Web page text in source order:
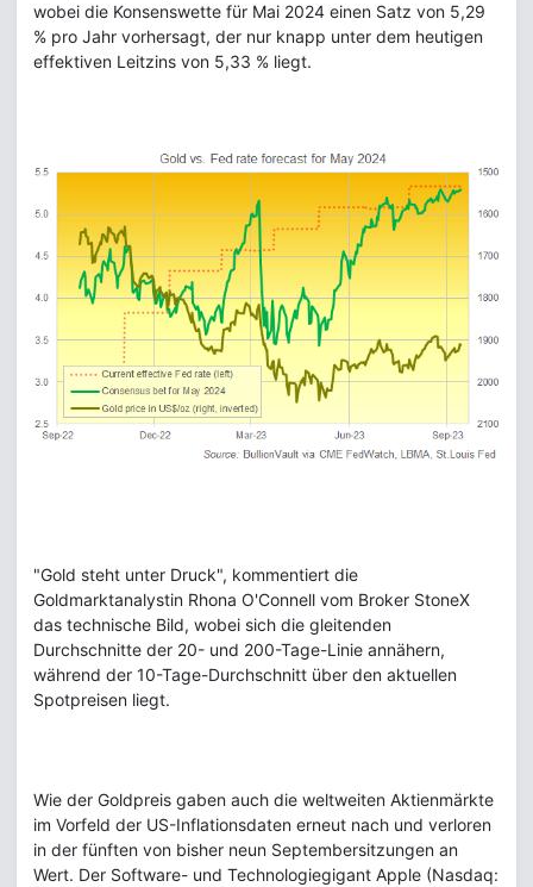
wobei die Konsenswette für Mai 2024 einen Satz von 5,29
% pro Jahr vorhersagt, der nur knapp unter dem heutigen
effektiven Leitzins von 5,33 % liegt.
"Gold steht unter Druck", kommentiert die
Goldmarktanalystin Rhona O'Connell vom Broker StoneX
das technische Bild, wobei sich die gleitenden
Durchschnitte der 20- und 200-Tage-Linie annähern,
während der 10-Tage-Durchschnitt über den aktuellen
Spotpreisen liegt.
Wie der Goldpreis gaben auch die weltweiten Aktienmärkte
im Vorfeld der US-Inflationsdaten erneut nach und verloren
in der fünften von bisher neun Septembersitzungen an
Wert. Der Software- und Technologiegigant Apple (Nasdaq: